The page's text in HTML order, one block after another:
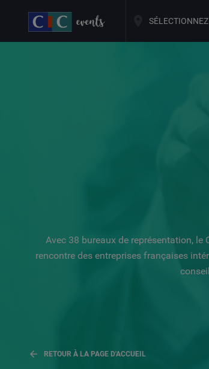
Avec 38 bureaux de représentation, le
rencontre des entreprises françaises
RETOUR À LA PAGE D'ACCUEIL